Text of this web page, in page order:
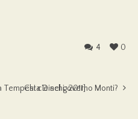
0
4
Dischi, 2011]
Chi c’è nel governo Monti?